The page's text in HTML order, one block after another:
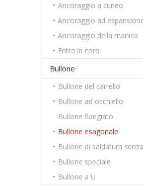
Ancoraggio a cuneo
Ancoraggio della manica
Entra in coro
Bullone
Bullone del carrello
Bullone ad occhiello
Bullone flangiato
Bullone esagonale
Bullone speciale
Bullone a U